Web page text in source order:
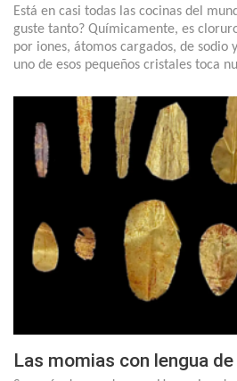
Está en casi todas las cocinas del
guste tanto? Químicamente, es
por iones, átomos cargados, de sodio
uno de esos pequeños cristales toca
Las momias con lengua